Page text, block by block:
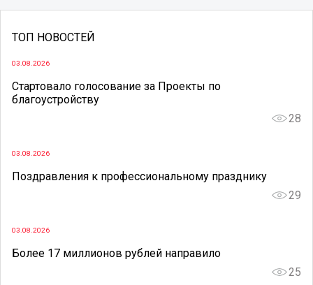
ТОП НОВОСТЕЙ
03.08.2026
Стартовало голосование за Проекты по
благоустройству
28
03.08.2026
Поздравления к профессиональному празднику
29
03.08.2026
Более 17 миллионов рублей направило
25